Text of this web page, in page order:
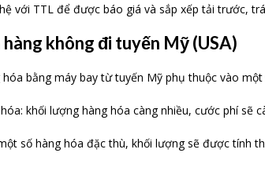
với TTL để được báo giá và sắp xếp tải trước,
không đi tuyến Mỹ (USA)
hóa bằng máy bay từ tuyến Mỹ phụ thuộc vào một
khối lượng hàng hóa càng nhiều, cước phí sẽ
số hàng hóa đặc thù, khối lượng sẽ được tính